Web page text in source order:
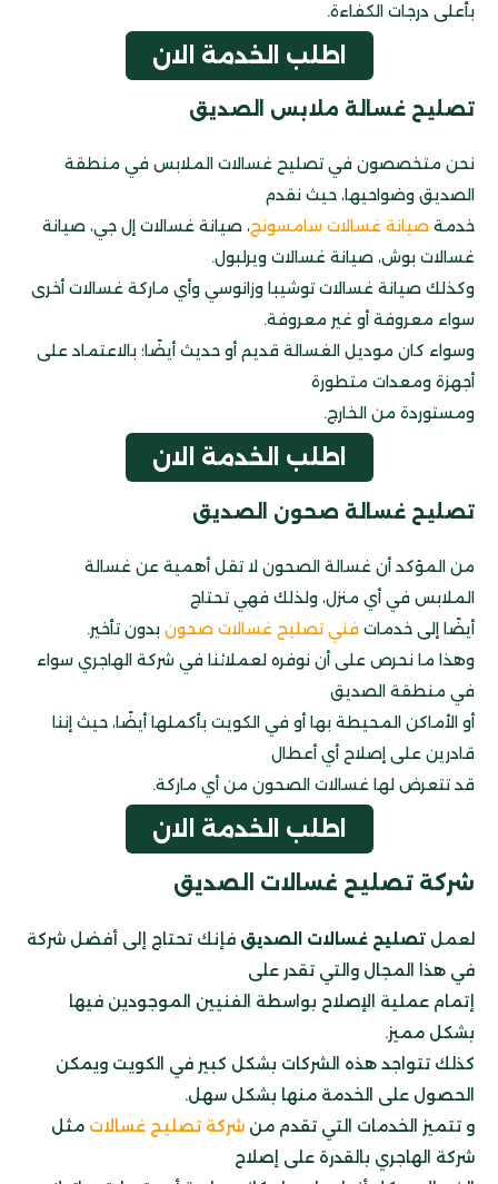
بأعلى درجات الكفاءة.
اطلب الخدمة الان
تصليح غسالة ملابس الصديق
نحن متخصصون في تصليح غسالات الملابس في منطقة
الصديق وضواحيها، حيث نقدم
خدمة صيانة غسالات سامسونج، صيانة غسالات إل جي، صيانة
غسالات بوش، صيانة غسالات ويرلبول.
وكذلك صيانة غسالات توشيبا وزانوسي وأي ماركة غسالات أخرى
سواء معروفة أو غير معروفة.
وسواء كان موديل الغسالة قديم أو حديث أيضًا؛ بالاعتماد على
أجهزة ومعدات متطورة
ومستوردة من الخارج.
اطلب الخدمة الان
تصليح غسالة صحون الصديق
من المؤكد أن غسالة الصحون لا تقل أهمية عن غسالة
الملابس في أي منزل، ولذلك فهي تحتاج
أيضًا إلى خدمات فني تصليح غسالات صحون بدون تأخير.
وهذا ما نحرص على أن نوفره لعملائنا في شركة الهاجري سواء
في منطقة الصديق
أو الأماكن المحيطة بها أو في الكويت بأكملها أيضًا، حيث إننا
قادرين على إصلاح أي أعطال
قد تتعرض لها غسالات الصحون من أي ماركة.
اطلب الخدمة الان
شركة تصليح غسالات الصديق
لعمل تصليح غسالات الصديق فإنك تحتاج إلى أفضل شركة
في هذا المجال والتي تقدر على
إتمام عملية الإصلاح بواسطة الفنيين الموجودين فيها
بشكل مميز.
كذلك تتواجد هذه الشركات بشكل كبير في الكويت ويمكن
الحصول على الخدمة منها بشكل سهل.
و تتميز الخدمات التي تقدم من شركة تصليح غسالات مثل
شركة الهاجري بالقدرة على إصلاح